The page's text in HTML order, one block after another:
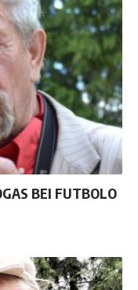
BEI FUTBOLO